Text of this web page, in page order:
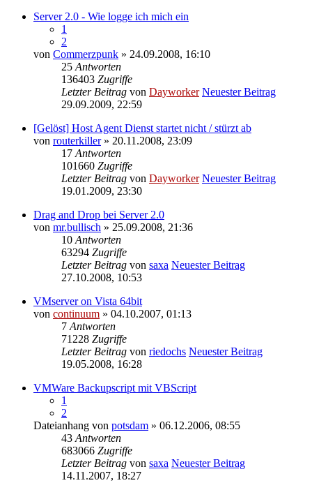
Server 2.0 - Wie logge ich mich ein
1
2
von Commerzpunk » 24.09.2008, 16:10
25 Antworten
136403 Zugriffe
Letzter Beitrag von Dayworker Neuester Beitrag
29.09.2009, 22:59
[Gelöst] Host Agent Dienst startet nicht / stürzt ab
von routerkiller» 20.11.2008, 23:09
17 Antworten
101660 Zugriffe
Letzter Beitrag von Dayworker Neuester Beitrag
19.01.2009, 23:30
Drag and Drop bei Server 2.0
von mr.bullisch » 25.09.2008, 21:36
10 Antworten
63294 Zugriffe
Letzter Beitrag von saxa Neuester Beitrag
27.10.2008, 10:53
VMserver on Vista 64bit
von continuum » 04.10.2007, 01:13
7 Antworten
71228 Zugriffe
Letzter Beitrag von riedochs Neuester Beitrag
19.05.2008, 16:28
VMWare Backupscript mit VBScript
1
2
Dateianhang von potsdam » 06.12.2006, 08:55
43 Antworten
683066 Zugriffe
Letzter Beitrag von saxa Neuester Beitrag
14.11.2007, 18:27